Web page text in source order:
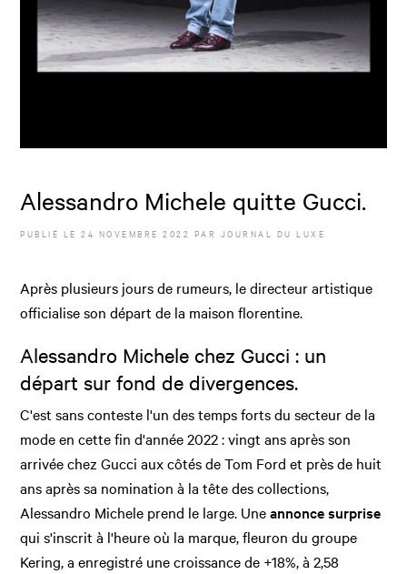
Alessandro Michele quitte Gucci.
PUBLIÉ LE24 NOVEMBRE 2022 PAR JOURNAL DU LUXE
Après plusieurs jours de rumeurs, le directeur artistique
officialise son départ de la maison florentine.
Alessandro Michele chez Gucci : un
départ sur fond de divergences.
C'est sans conteste l'un des temps forts du secteur de la
mode en cette fin d'année 2022 : vingt ans après son
arrivée chez Gucci aux côtés de Tom Ford et près de huit
ans après sa nomination à la tête des collections,
Alessandro Michele prend le large. Uneannonce surprise
qui s'inscrit à l'heure où la marque, fleuron du groupe
Kering, a enregistré une croissance de +18%, à 2,58